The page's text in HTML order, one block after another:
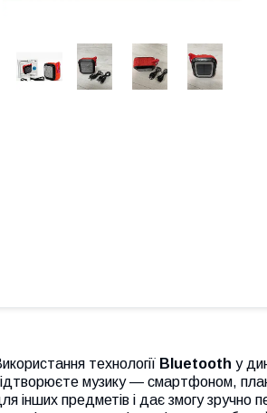
технології Bluetooth у
музику — смартфоном,
інших предметів і дає змогу зручно